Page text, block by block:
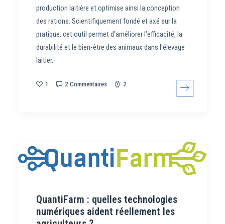
production laitière et optimise ainsi la conception
des rations. Scientifiquement fondé et axé sur la
pratique, cet outil permet d'améliorer l'efficacité, la
durabilité et le bien-être des animaux dans l'élevage
laitier.
1 2 Commentaires 2
QuantiFarm : quelles technologies
numériques aident réellement les